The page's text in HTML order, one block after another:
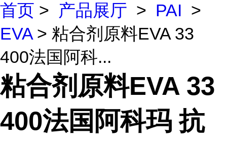
首页 > 产品展厅 > PAI >
EVA> 粘合剂原料EVA 33
400法国阿科...
粘合剂原料EVA 33
400法国阿科玛 抗